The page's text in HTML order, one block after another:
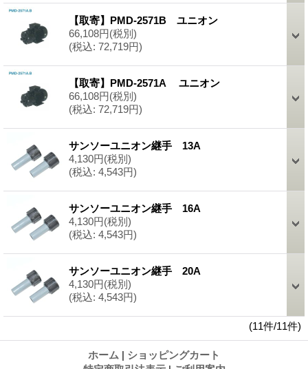
【取寄】PMD-2571B ユニオン
66,108円(税別)
(税込: 72,719円)
【取寄】PMD-2571A ユニオン
66,108円(税別)
(税込: 72,719円)
サンソーユニオン継手 13A
4,130円(税別)
(税込: 4,543円)
サンソーユニオン継手 16A
4,130円(税別)
(税込: 4,543円)
サンソーユニオン継手 20A
4,130円(税別)
(税込: 4,543円)
(11件/11件)
ホーム | ショッピングカート